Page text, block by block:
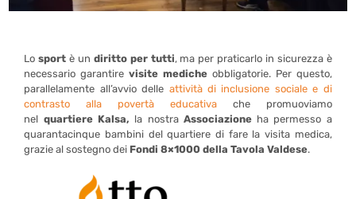
Losport è un diritto per tutti, ma per praticarlo in sicurezza è
necessario garantirevisite mediche obbligatorie. Per questo,
parallelamente all’avvio delle attività di inclusione sociale e di
contrasto alla povertà educativa che promuoviamo
nel quartiere Kalsa, la nostra Associazioneha permesso a
quarantacinque bambini del quartiere di fare la visita medica,
grazie al sostegno dei Fondi 8×1000 della Tavola Valdese.